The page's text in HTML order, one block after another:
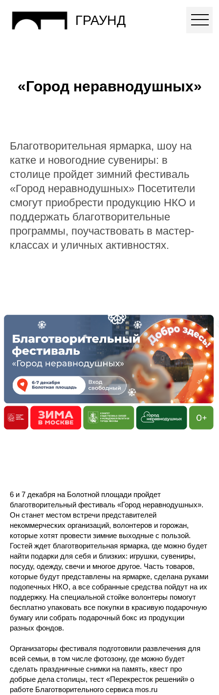
ГРАУНД
«Город неравнодушных»
Благотворительная ярмарка, шоу на
катке и новогодние сувениры: в
столице пройдет зимний фестиваль
«Город неравнодушных» Посетители
смогут приобрести продукцию НКО и
поддержать благотворительные
программы, поучаствовать в мастер-
классах и уличных активностях.
6 и 7 декабря на Болотной площади пройдет
благотворительный фестиваль «Город неравнодушных».
Он станет местом встречи представителей
некоммерческих организаций, волонтеров и горожан,
которые хотят провести зимние выходные с пользой.
Гостей ждет благотворительная ярмарка, где можно будет
найти подарки для себя и близких: игрушки, сувениры,
посуду, одежду, свечи и многое другое. Часть товаров,
которые будут представлены на ярмарке, сделана руками
подопечных НКО, а все собранные средства пойдут на их
поддержку. На специальной стойке волонтеры помогут
бесплатно упаковать все покупки в красивую подарочную
бумагу или собрать подарочный бокс из продукции
разных фондов.
Организаторы фестиваля подготовили развлечения для
всей семьи, в том числе фотозону, где можно будет
сделать праздничные снимки на память, квест про
добрые дела столицы, тест «Перекресток решений» о
работе Благотворительного сервиса mos.ru